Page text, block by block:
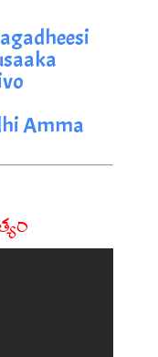
Amma